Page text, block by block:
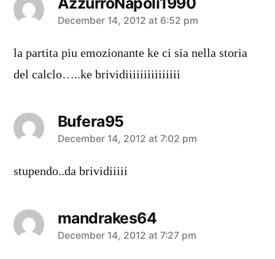
says:
December 14, 2012 at 6:52 pm
la partita piu emozionante ke ci sia nella storia
del calclo…..ke brividiiiiiiiiiiiiiii
Bufera95
says:
December 14, 2012 at 7:02 pm
stupendo..da brividiiiii
mandrakes64
says:
December 14, 2012 at 7:27 pm